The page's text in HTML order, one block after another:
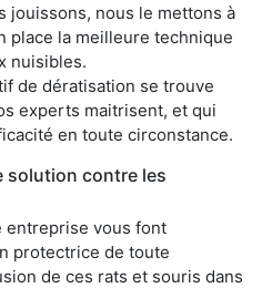
jouissons, nous le mettons à
place la meilleure technique
nuisibles.
de dératisation se trouve
experts maitrisent, et qui
en toute circonstance.
solution contre les
entreprise vous font
protectrice de toute
de ces rats et souris dans